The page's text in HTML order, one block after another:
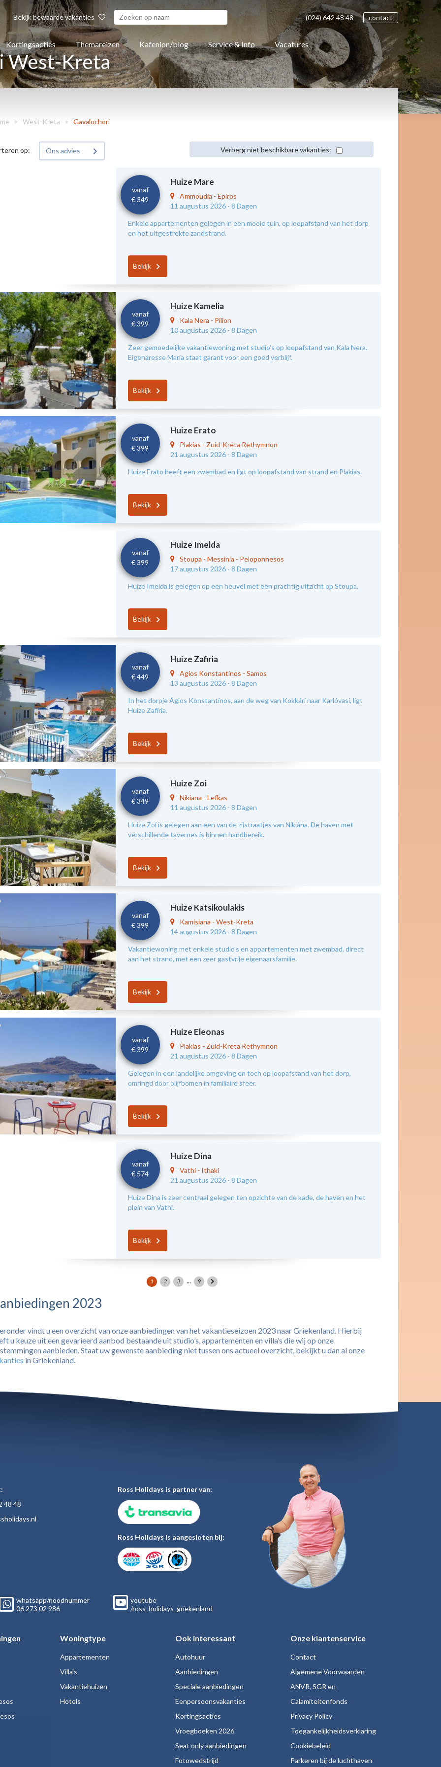
Bekijk bewaarde vakanties (024) 642 4848 contact
Kortingsacties Themareizen Kafenion/blog Service & Info Vacatures
West-Kreta
> West-Kreta > Gavalochori
op: Ons advies Verberg niet beschikbare vakanties:
vanaf
€ 349
Huize Mare
Ammoudia -Epiros
11 augustus 2026 -8 Dagen
Enkele appartementen gelegen in een mooie tuin, op loopafstand van het dorp
en het uitgestrekte zandstrand.
Bekijk
vanaf
€ 399
Huize Kamelia
Kala Nera - Pilion
10 augustus 2026 -8 Dagen
Zeer gemoedelijke vakantiewoning met studio's op loopafstand van Kala Nera.
Eigenaresse Maria staat garant voor een goed verblijf.
Bekijk
vanaf
€ 399
Huize Erato
Plakias - Zuid-Kreta Rethymnon
21 augustus 2026 -8 Dagen
Huize Erato heeft een zwembad en ligt op loopafstand van strand en Plakias.
Bekijk
vanaf
€ 399
Huize Imelda
Stoupa -Messinia - Peloponnesos
17 augustus 2026 -8 Dagen
Huize Imelda is gelegen op een heuvel met een prachtig uitzicht op Stoupa.
Bekijk
vanaf
€ 449
Huize Zafiria
Agios Konstantinos -Samos
13 augustus 2026 -8 Dagen
In het dorpje Ágios Konstantínos, aan de weg van Kokkári naar Karlóvasi, ligt
Huize Zafíria.
Bekijk
vanaf
€ 349
Huize Zoi
Nikiana -Lefkas
11 augustus 2026 -8 Dagen
Huize Zoí is gelegen aan een van de zijstraatjes van Nikiána. De haven met
verschillende tavernes is binnen handbereik.
Bekijk
vanaf
€ 399
Huize Katsikoulakis
Kamisiana -West-Kreta
14 augustus 2026 -8 Dagen
Vakantiewoning met enkele studio's en appartementen met zwembad, direct
aan het strand, met een zeer gastvrije eigenaarsfamilie.
Bekijk
vanaf
€ 399
Huize Eleonas
Plakias - Zuid-Kreta Rethymnon
21 augustus 2026 -8 Dagen
Gelegen in een landelijke omgeving en toch op loopafstand van het dorp,
omringd door olijfbomen in familiaire sfeer.
Bekijk
vanaf
€ 574
Huize Dina
Vathi - Ithaki
21 augustus 2026 -8 Dagen
Huize Dina is zeer centraal gelegen ten opzichte van de kade, de haven en het
plein van Vathi.
Bekijk
1 2 3 ... 9
2023
vindt u een overzicht van onze aanbiedingen van het vakantieseizoen 2023 naar Griekenland. Hierbij
u keuze uit een gevarieerd aanbod bestaande uit studio’s, appartementen en villa’s die wij op onze
aanbieden. Staat uw gewenste aanbieding niet tussen ons actueel overzicht, bekijkt u dan al onze
in Griekenland.
48 48
s.nl
Ross Holidays is partner van:
Ross Holidays is aangesloten bij:
whatsapp/noodnummer
06 273 02 986
youtube
/ross_holidays_griekenland
Woningtype
Appartementen
Villa's
Vakantiehuizen
Hotels
Ook interessant
Autohuur
Aanbiedingen
Speciale aanbiedingen
Eenpersoonsvakanties
Kortingsacties
Vroegboeken 2026
Seat only aanbiedingen
Fotowedstrijd
Onze klantenservice
Contact
Algemene Voorwaarden
ANVR, SGR en
Calamiteitenfonds
Privacy Policy
Toegankelijkheidsverklaring
Cookiebeleid
Parkeren bij de luchthaven